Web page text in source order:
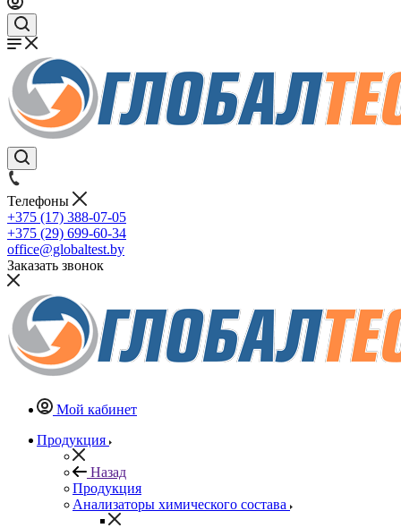
Телефоны
+375 (17) 388-07-05
+375 (29) 699-60-34
office@globaltest.by
Заказать звонок
Мой кабинет
Продукция
Назад
Продукция
Анализаторы химического состава